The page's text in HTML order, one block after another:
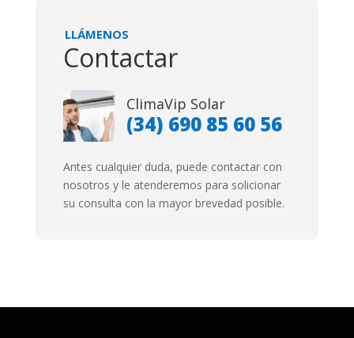
LLÁMENOS
Contactar
ClimaVip Solar
(34) 690 85 60 56
Antes cualquier duda, puede contactar con
nosotros y le atenderemos para solicionar
su consulta con la mayor brevedad posible.